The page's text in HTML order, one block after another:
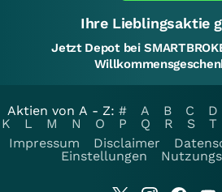
Ihre Lieblingsaktie
Jetzt Depot bei
Aktien von A - Z: # A B C D
K
L M N O P Q R S T
Impressum
Disclaimer
Einstellungen